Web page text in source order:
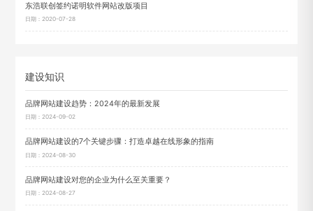
东浩联创签约诺明软件网站改版项目
日期：2020-07-28
建设知识
品牌网站建设趋势：2024年的最新发展
日期：2024-09-02
品牌网站建设的7个关键步骤：打造卓越在线形象的指南
日期：2024-08-30
品牌网站建设对您的企业为什么至关重要？
日期：2024-08-27